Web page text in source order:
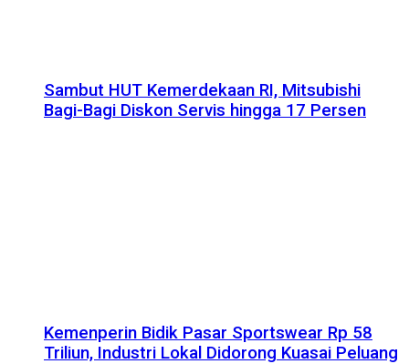
Sambut HUT Kemerdekaan RI, Mitsubishi
Bagi-Bagi Diskon Servis hingga 17 Persen
Kemenperin Bidik Pasar Sportswear Rp 58
Triliun, Industri Lokal Didorong Kuasai Peluang